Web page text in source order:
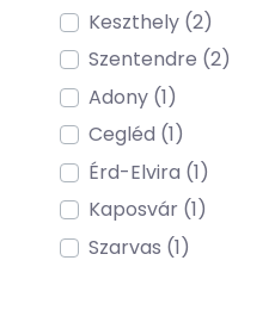
Keszthely (2)
Szentendre (2)
Adony (1)
Cegléd (1)
Érd-Elvira (1)
Kaposvár (1)
Szarvas (1)